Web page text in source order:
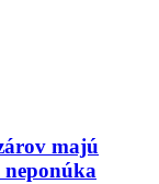
majú
neponúka